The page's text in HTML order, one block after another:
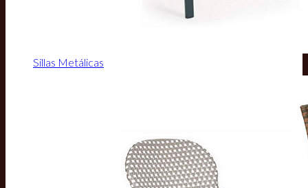
Sillas Metálicas